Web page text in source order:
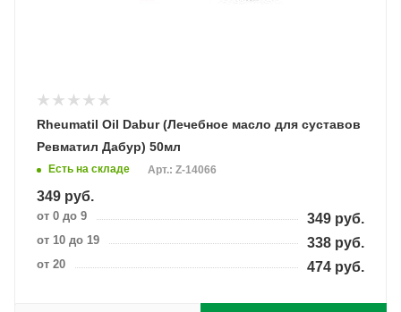
Rheumatil Oil Dabur (Лечебное масло для суставов
Ревматил Дабур) 50мл
Есть на складе Арт.: Z-14066
349 руб.
от 0 до 9 349 руб.
от 10 до 19 338 руб.
от 20 474 руб.